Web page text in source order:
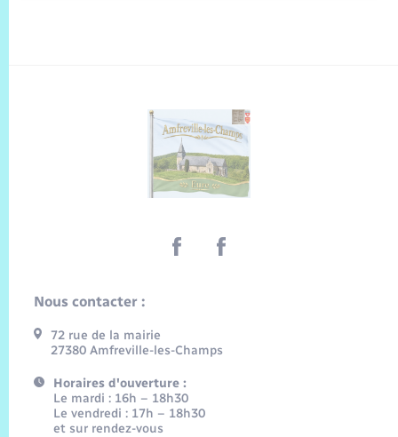
Nous contacter :
72 rue de la mairie
27380 Amfreville-les-Champs
Horaires d'ouverture :
Le mardi : 16h – 18h30
Le vendredi : 17h – 18h30
et sur rendez-vous